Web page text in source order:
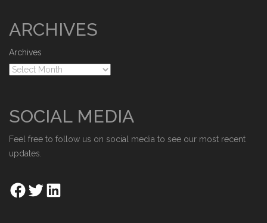
ARCHIVES
Archives
SOCIAL MEDIA
Feel free to follow us on social media to see our most recent
updates.